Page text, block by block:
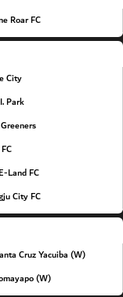
Roar FC
City
Park
Land FC
City FC
Cruz Yacuiba (W)
(W)